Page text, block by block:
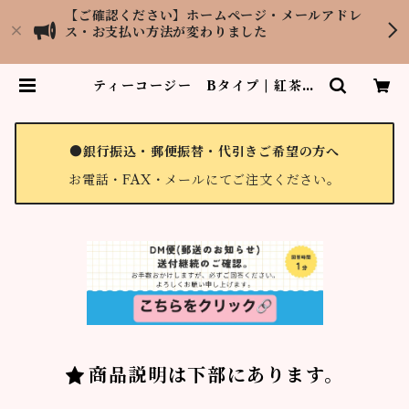
【ご確認ください】ホームページ・メールアドレ
ス・お支払い方法が変わりました
ティーコージー Bタイプ | 紅茶専
●銀行振込・郵便振替・代引きご希望の方へ
お電話・FAX・メールにてご注文ください。
商品説明は下部にあります。